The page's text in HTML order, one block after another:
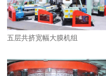
五层共挤宽幅大膜机组